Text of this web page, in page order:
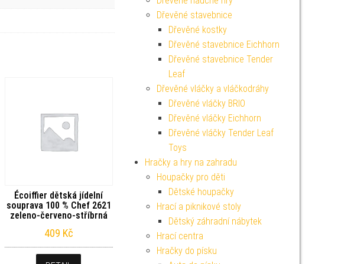
Écoiffier dětská jídelní
souprava 100 % Chef 2621
zeleno-červeno-stříbrná
409 Kč
Dřevěné stavebnice
Dřevěné kostky
Dřevěné stavebnice Eichhorn
Dřevěné stavebnice Tender
Leaf
Dřevěné vláčky a vláčkodráhy
Dřevěné vláčky BRIO
Dřevěné vláčky Eichhorn
Dřevěné vláčky Tender Leaf
Toys
Hračky a hry na zahradu
Houpačky pro děti
Dětské houpačky
Hrací a piknikové stoly
Dětský záhradní nábytek
Hrací centra
Hračky do písku